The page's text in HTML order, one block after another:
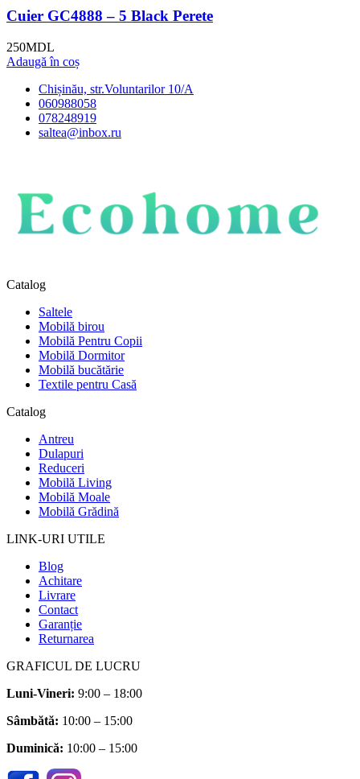
Cuier GC4888 – 5 Black Perete
250MDL
Adaugă în coș
Chișinău, str.Voluntarilor 10/A
060988058
078248919
saltea@inbox.ru
Catalog
Saltele
Mobilă birou
Mobilă Pentru Copii
Mobilă Dormitor
Mobilă bucătărie
Textile pentru Casă
Catalog
Antreu
Dulapuri
Reduceri
Mobilă Living
Mobilă Moale
Mobilă Grădină
LINK-URI UTILE
Blog
Achitare
Livrare
Contact
Garanție
Returnarea
GRAFICUL DE LUCRU
Luni-Vineri: 9:00 – 18:00
Sâmbătă: 10:00 – 15:00
Duminică: 10:00 – 15:00